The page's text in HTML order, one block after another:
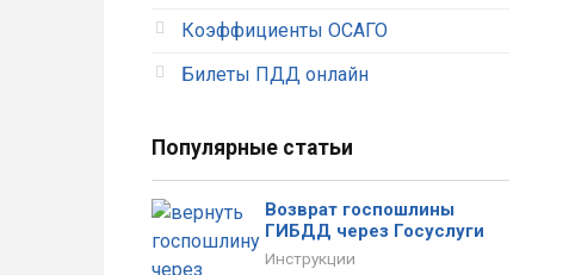
Коэффициенты ОСАГО
Билеты ПДД онлайн
Популярные статьи
Возврат госпошлины
ГИБДД через Госуслуги
Инструкции